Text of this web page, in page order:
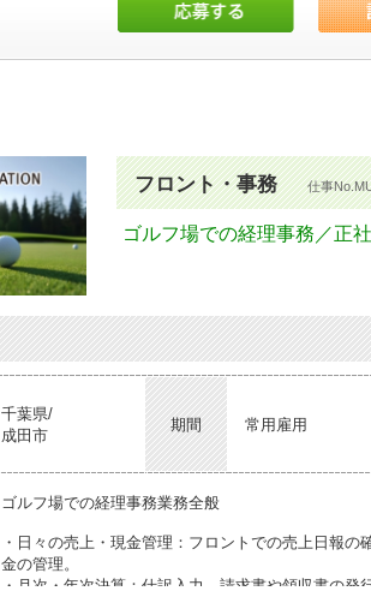
フロント・事務 仕事
ゴルフ場での経理事務／正
千葉県/
成田市
期間 常用雇用
ゴルフ場での経理事務業務全般
・日々の売上・現金管理：フロントでの売上日報
金の管理。
・月次・年次決算：仕訳入力、請求書や領収書の発